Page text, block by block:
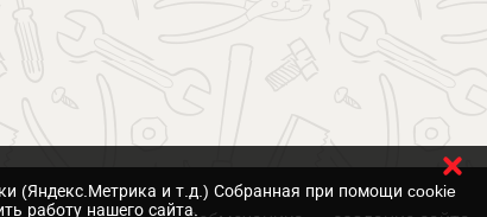
(Яндекс.Метрика и т.д.) Собранная при помощи cookie
работу нашего сайта.